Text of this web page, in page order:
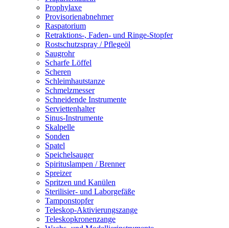
Prophylaxe
Provisorienabnehmer
Raspatorium
Retraktions-, Faden- und Ringe-Stopfer
Rostschutzspray / Pflegeöl
Saugrohr
Scharfe Löffel
Scheren
Schleimhautstanze
Schmelzmesser
Schneidende Instrumente
Serviettenhalter
Sinus-Instrumente
Skalpelle
Sonden
Spatel
Speichelsauger
Spirituslampen / Brenner
Spreizer
Spritzen und Kanülen
Sterilisier- und Laborgefäße
Tamponstopfer
Teleskop-Aktivierungszange
Teleskopkronenzange